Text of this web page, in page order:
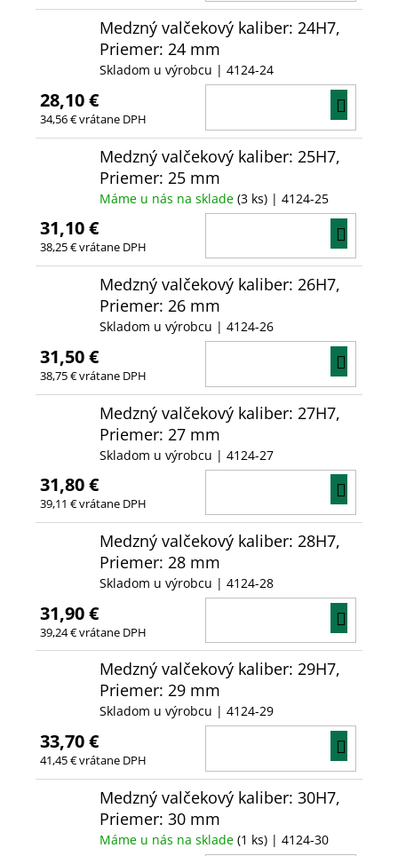
Medzný valčekový kaliber: 24H7,
Priemer: 24 mm
Skladom u výrobcu | 4124-24
28,10 €
34,56 € vrátane DPH
Medzný valčekový kaliber: 25H7,
Priemer: 25 mm
Máme u nás na sklade (3 ks) | 4124-25
31,10 €
38,25 € vrátane DPH
Medzný valčekový kaliber: 26H7,
Priemer: 26 mm
Skladom u výrobcu | 4124-26
31,50 €
38,75 € vrátane DPH
Medzný valčekový kaliber: 27H7,
Priemer: 27 mm
Skladom u výrobcu | 4124-27
31,80 €
39,11 € vrátane DPH
Medzný valčekový kaliber: 28H7,
Priemer: 28 mm
Skladom u výrobcu | 4124-28
31,90 €
39,24 € vrátane DPH
Medzný valčekový kaliber: 29H7,
Priemer: 29 mm
Skladom u výrobcu | 4124-29
33,70 €
41,45 € vrátane DPH
Medzný valčekový kaliber: 30H7,
Priemer: 30 mm
Máme u nás na sklade (1 ks) | 4124-30